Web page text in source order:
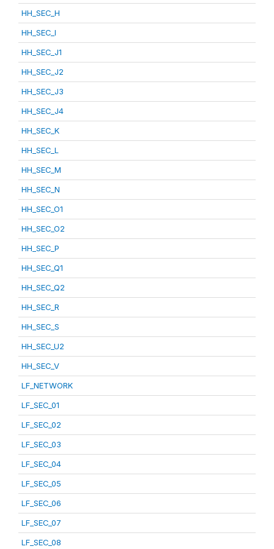
HH_SEC_H
HH_SEC_I
HH_SEC_J1
HH_SEC_J2
HH_SEC_J3
HH_SEC_J4
HH_SEC_K
HH_SEC_L
HH_SEC_M
HH_SEC_N
HH_SEC_O1
HH_SEC_O2
HH_SEC_P
HH_SEC_Q1
HH_SEC_Q2
HH_SEC_R
HH_SEC_S
HH_SEC_U2
HH_SEC_V
LF_NETWORK
LF_SEC_01
LF_SEC_02
LF_SEC_03
LF_SEC_04
LF_SEC_05
LF_SEC_06
LF_SEC_07
LF_SEC_08